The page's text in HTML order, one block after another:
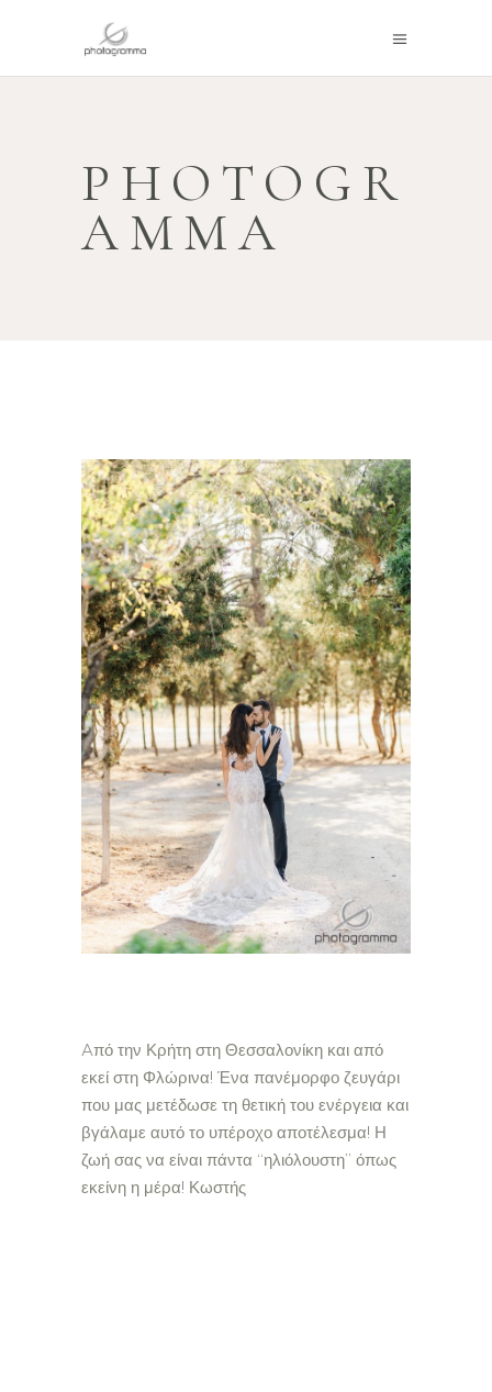
PHOTOGR
AMMA
Aπό την Κρήτη στη Θεσσαλονίκη και από
εκεί στη Φλώρινα! Ένα πανέμορφο ζευγάρι
που μας μετέδωσε τη θετική του ενέργεια και
βγάλαμε αυτό το υπέροχο αποτέλεσμα! Η
ζωή σας να είναι πάντα “ηλιόλουστη” όπως
εκείνη η μέρα! Κωστής